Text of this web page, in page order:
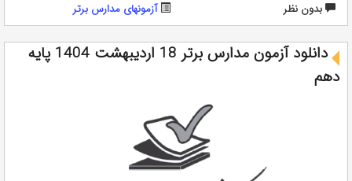
بدون نظر
آزمونهای مدارس برتر
دانلود آزمون مدارس برتر 18 اردیبهشت 1404 پایه
دهم